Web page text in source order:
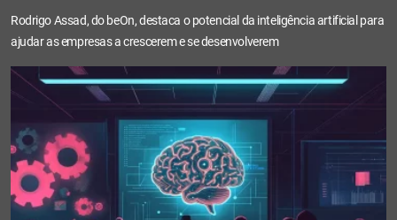
Rodrigo Assad, do beOn, destaca o potencial da inteligência artificial para
ajudar as empresas a crescerem e se desenvolverem